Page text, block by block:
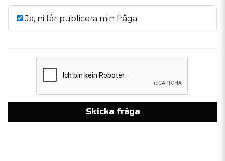
Ja, ni får publicera min fråga
Skicka fråga